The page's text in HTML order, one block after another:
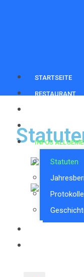
STARTSEITE
RESTAURANT
INFOS
Statuten